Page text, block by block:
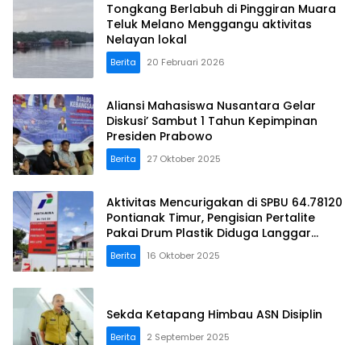
Tongkang Berlabuh di Pinggiran Muara
Teluk Melano Menggangu aktivitas
Nelayan lokal
Berita 20 Februari 2026
Aliansi Mahasiswa Nusantara Gelar
Diskusi’ Sambut 1 Tahun Kepimpinan
Presiden Prabowo
Berita 27 Oktober 2025
Aktivitas Mencurigakan di SPBU 64.78120
Pontianak Timur, Pengisian Pertalite
Pakai Drum Plastik Diduga Langgar
Aturan!
Berita 16 Oktober 2025
Sekda Ketapang Himbau ASN Disiplin
Berita 2 September 2025